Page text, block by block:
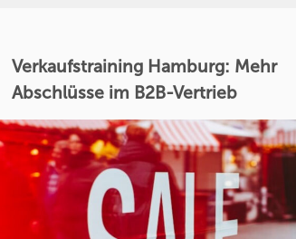
Verkaufstraining Hamburg: Mehr
Abschlüsse im B2B-Vertrieb